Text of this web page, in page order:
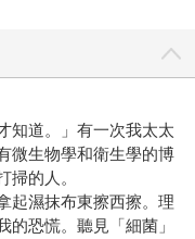
知道。」有一次我太太
微生物學和衛生學的博
掃的人。
濕抹布東擦西擦。理
恐慌。聽見「細菌」